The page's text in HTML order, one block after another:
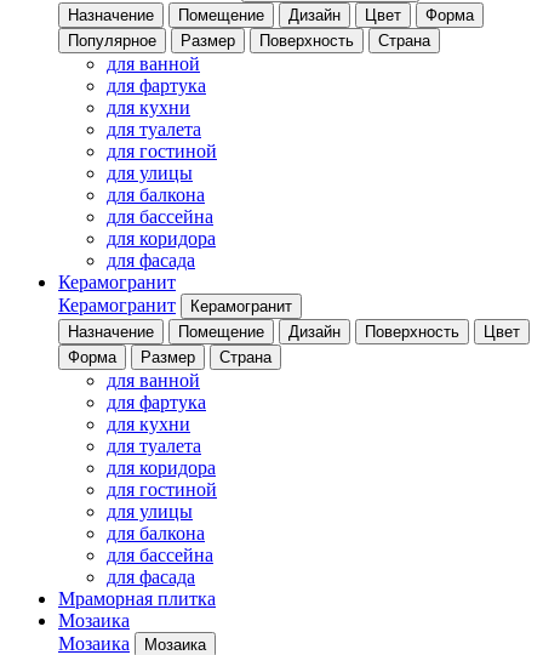
Назначение
Помещение Дизайн Цвет
Форма
Популярное
Размер Поверхность Страна
для ванной
для фартука
для кухни
для туалета
для гостиной
для улицы
для балкона
для бассейна
для коридора
для фасада
Керамогранит
Керамогранит
Керамогранит
Назначение
Помещение Дизайн Поверхность
Цвет
Форма
Размер Страна
для ванной
для фартука
для кухни
для туалета
для коридора
для гостиной
для улицы
для балкона
для бассейна
для фасада
Мраморная плитка
Мозаика
Мозаика
Мозаика